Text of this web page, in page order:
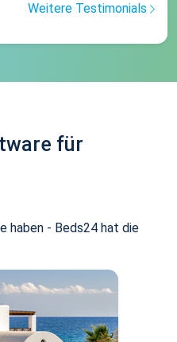
Weitere Testimonials
für
haben - Beds24 hat die